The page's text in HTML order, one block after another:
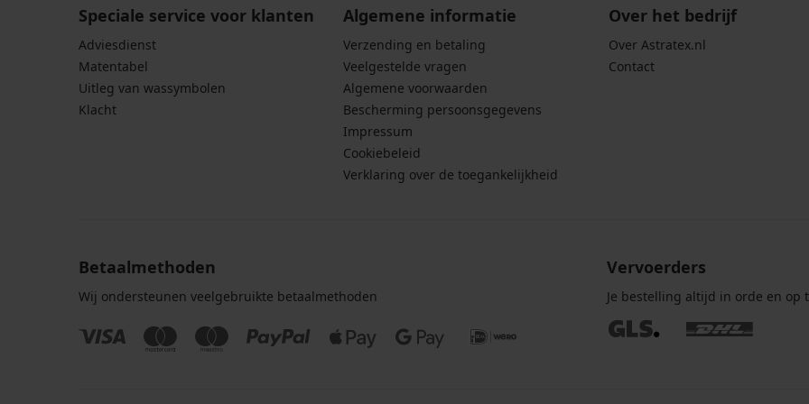
Speciale service voor klanten
Adviesdienst
Matentabel
Uitleg van wassymbolen
Klacht
Algemene informatie
Verzending en betaling
Veelgestelde vragen
Algemene voorwaarden
Bescherming persoonsgegevens
Impressum
Cookiebeleid
Verklaring over de toegankelijkheid
Over het bedrijf
Over Astratex.nl
Contact
Betaalmethoden
Wij ondersteunen veelgebruikte betaalmethoden
Vervoerders
Je bestelling altijd in orde en op